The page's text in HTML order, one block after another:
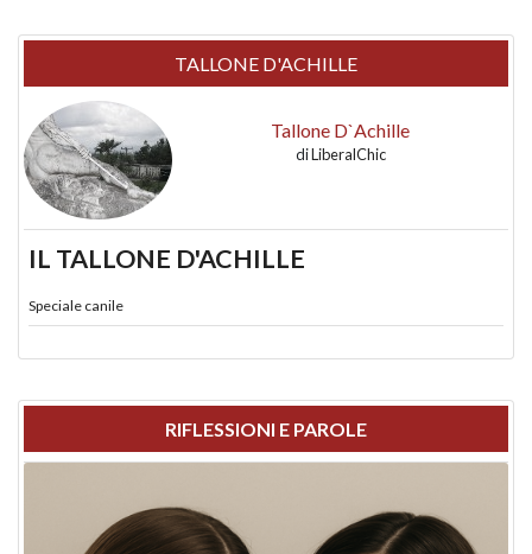
TALLONE D'ACHILLE
Tallone D`Achille
diLiberalChic
IL TALLONE D'ACHILLE
Speciale canile
RIFLESSIONI E PAROLE